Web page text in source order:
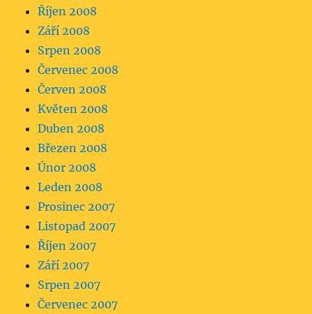
Říjen 2008
Září 2008
Srpen 2008
Červenec 2008
Červen 2008
Květen 2008
Duben 2008
Březen 2008
Únor 2008
Leden 2008
Prosinec 2007
Listopad 2007
Říjen 2007
Září 2007
Srpen 2007
Červenec 2007